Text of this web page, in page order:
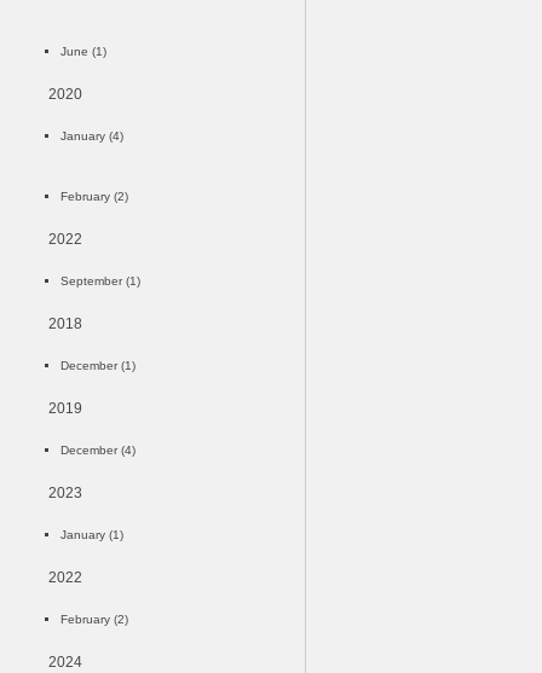
June (1)
2020
January (4)
February (2)
2022
September (1)
2018
December (1)
2019
December (4)
2023
January (1)
2022
February (2)
2024